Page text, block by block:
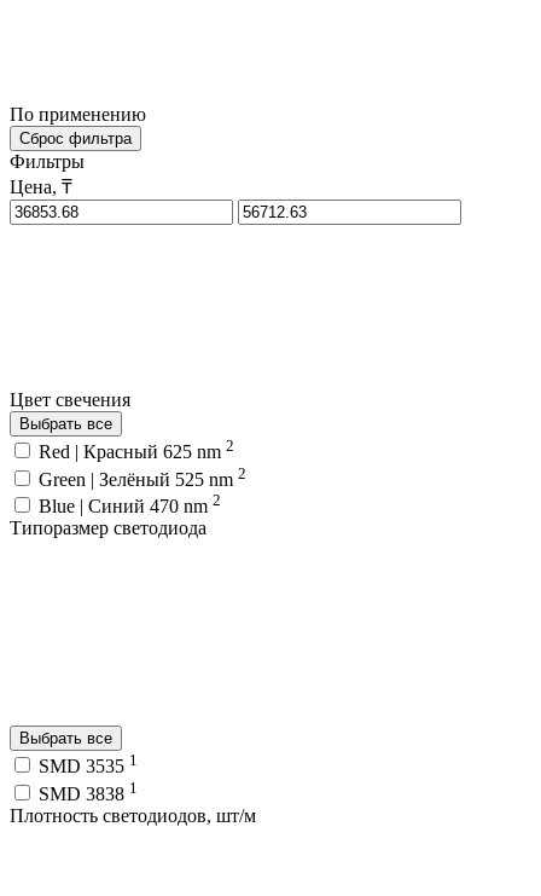
По применению
Сброс фильтра
Фильтры
Цена, ₸
Цвет свечения
Выбрать все
Red | Красный 625 nm 2
Green | Зелёный 525 nm 2
Blue | Синий 470 nm 2
Типоразмер светодиода
Выбрать все
SMD 3535 1
SMD 3838 1
Плотность светодиодов, шт/м